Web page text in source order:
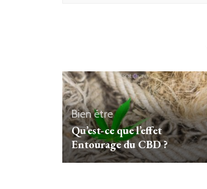
Bien étre
Qu’est-ce que l’effet
Entourage du CBD ?